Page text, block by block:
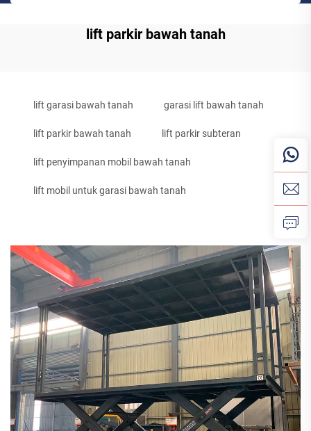
lift parkir bawah tanah
lift garasi bawah tanah garasi lift bawah tanah
lift parkir bawah tanah lift parkir subteran
lift penyimpanan mobil bawah tanah
lift mobil untuk garasi bawah tanah